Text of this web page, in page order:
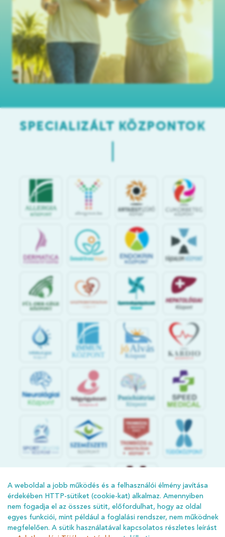
SPECIALIZÁLT KÖZPONTOK
IMMUN
KÖZPONT
jóAlvás
Központ
SPOR
A weboldal a jobb működés és a felhasználói élmény javítása
érdekében HTTP-sütiket (cookie-kat) alkalmaz. Amennyiben
nem fogadja el az összes sütit, előfordulhat, hogy az oldal
egyes funkciói, mint például a foglalási rendszer, nem működnek
megfelelően. A sütik használatával kapcsolatos részletes leírást